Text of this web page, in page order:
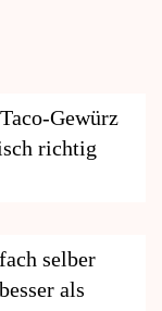
Gewürz
richtig
selber
als